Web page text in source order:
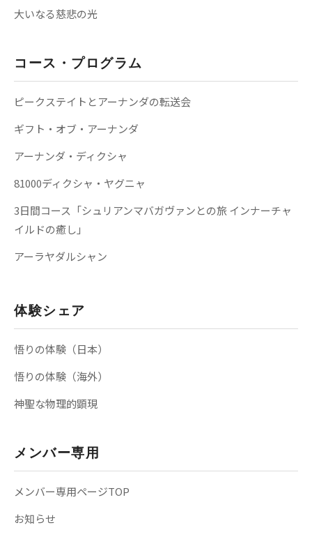
大いなる慈悲の光
コース・プログラム
ピークステイトとアーナンダの転送会
ギフト・オブ・アーナンダ
アーナンダ・ディクシャ
81000ディクシャ・ヤグニャ
3日間コース「シュリアンマバガヴァンとの旅 インナーチャ
イルドの癒し」
アーラヤダルシャン
体験シェア
悟りの体験（日本）
悟りの体験（海外）
神聖な物理的顕現
メンバー専用
メンバー専用ページTOP
お知らせ